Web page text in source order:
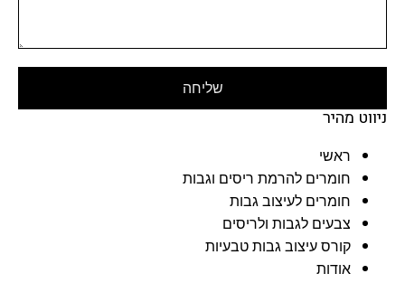
ניווט מהיר
ראשי
חומרים להרמת ריסים וגבות
חומרים לעיצוב גבות
צבעים לגבות ולריסים
קורס עיצוב גבות טבעיות
אודות
שליחה